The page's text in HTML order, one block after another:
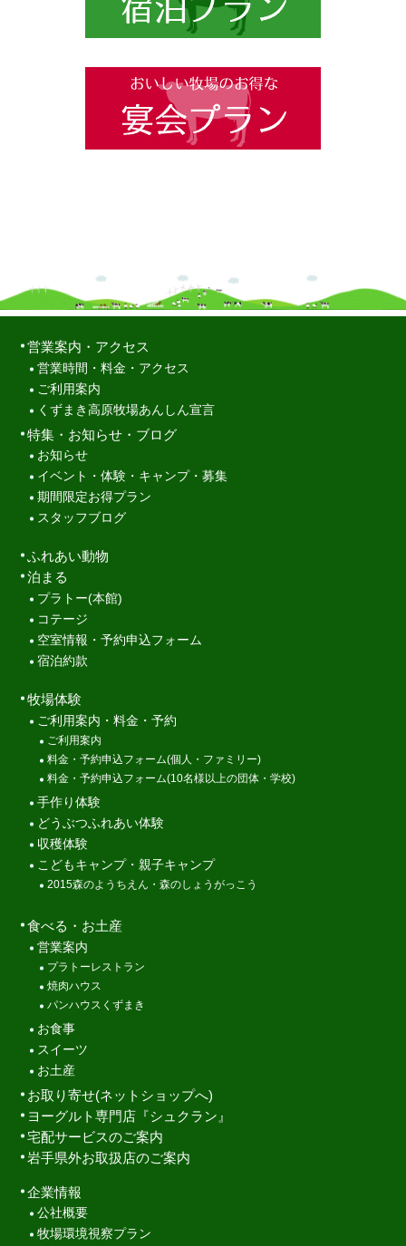
営業案内・アクセス
営業時間・料金・アクセス
ご利用案内
くずまき高原牧場あんしん宣言
特集・お知らせ・ブログ
お知らせ
イベント・体験・キャンプ・募集
期間限定お得プラン
スタッフブログ
ふれあい動物
泊まる
プラトー(本館)
コテージ
空室情報・予約申込フォーム
宿泊約款
牧場体験
ご利用案内・料金・予約
ご利用案内
料金・予約申込フォーム(個人・ファミリー)
料金・予約申込フォーム(10名様以上の団体・学校)
手作り体験
どうぶつふれあい体験
収穫体験
こどもキャンプ・親子キャンプ
2015森のようちえん・森のしょうがっこう
食べる・お土産
営業案内
プラトーレストラン
焼肉ハウス
パンハウスくずまき
お食事
スイーツ
お土産
お取り寄せ(ネットショップへ)
ヨーグルト専門店『シュクラン』
宅配サービスのご案内
岩手県外お取扱店のご案内
企業情報
公社概要
牧場環境視察プラン